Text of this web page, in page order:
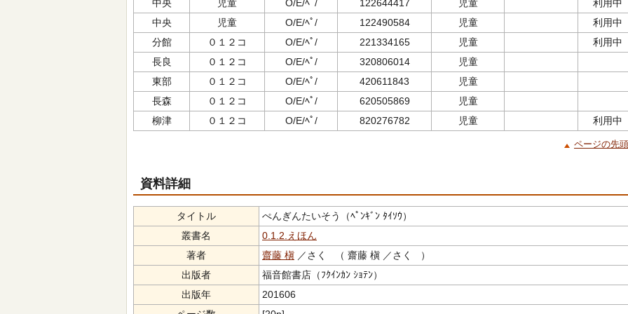
中央 児童 O/E/ﾍﾟ/ 122644417 児童
利用中
中央
児童 O/E/ﾍﾟ/ 122490584 児童
利用中
分館
０１２コ O/E/ﾍﾟ/ 221334165 児童
利用中
長良
０１２コ O/E/ﾍﾟ/ 320806014
児童
東部
０１２コ O/E/ﾍﾟ/ 420611843
児童
長森
０１２コ O/E/ﾍﾟ/ 620505869
児童
柳津
０１２コ O/E/ﾍﾟ/ 820276782 児童 利用中
ページの先
資料詳細
タイトル
ぺんぎんたいそう（ﾍﾟﾝｷﾞﾝ ﾀｲｿｳ）
叢書名
0.1.2.えほん
著者
齋藤 槇 ／さく （ 齋藤 槇 ／さく ）
出版者
福音館書店（ﾌｸｲﾝｶﾝ ｼｮﾃﾝ）
出版年
201606